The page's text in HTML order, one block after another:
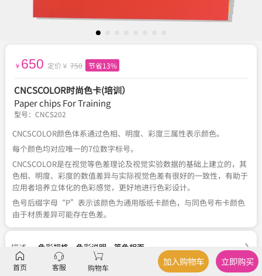
￥ 650 定价￥ 750 节省13%
CNCSCOLOR时尚色卡(培训）
Paper chips For Training
型号： CNCS202
CNCSCOLOR颜色体系通过色相、明度、彩度三属性表示颜色。
每个颜色均对应唯一的7位数字标号。
CNCSCOLOR是在视觉等色差理论及视觉实验数据的基础上建立的，其
色相、明度、彩度的数值差异与实际视觉色差有很好的一致性，有助于
应用者培养立体化的色彩感觉，更好地进行色彩设计。
色号后缀字母“P”表示该颜色为通用版纸卡颜色，与同色号布卡颜色
由于材质差异可能存在色差。
描述 色彩规格 色彩说明 等色相面
参数 品牌、型号、类型
首页 客服 购物车
加入购物车 立即购买